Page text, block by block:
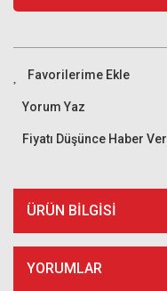
Yorum Yaz
Fiyatı Düşünce Haber Ver
ÜRÜN BILGISI
YORUMLAR